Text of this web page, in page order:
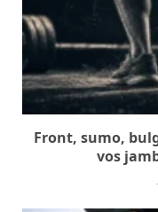
Front, sumo,
vos